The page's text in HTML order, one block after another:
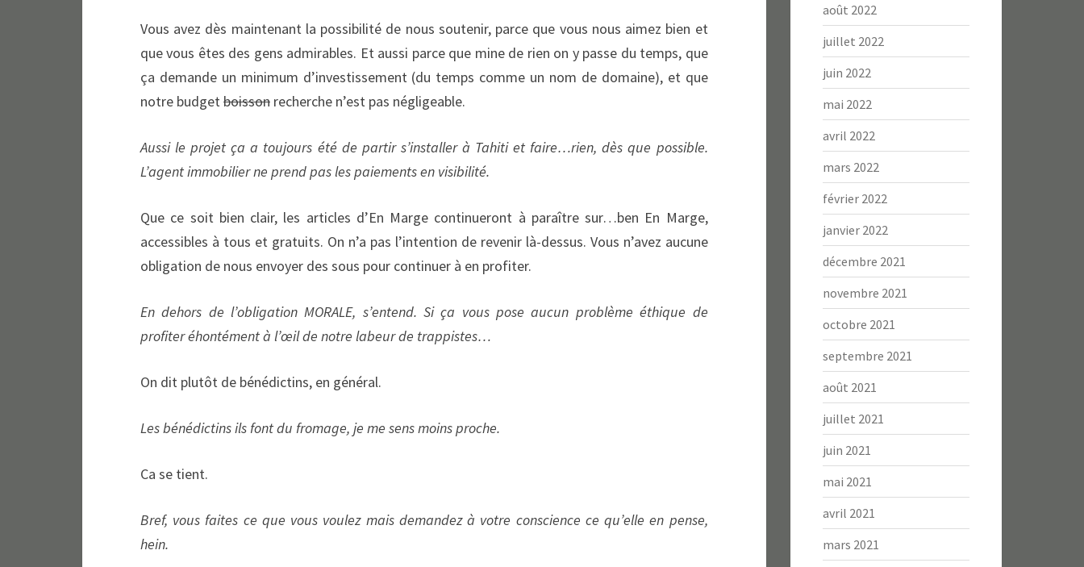
Vous avez dès maintenant la possibilité de nous soutenir, parce que vous nous aimez bien et
que vous êtes des gens admirables. Et aussi parce que mine de rien on y passe du temps, que
ça demande un minimum d’investissement (du temps comme un nom de domaine), et que
notre budgetboisson recherche n’est pas négligeable.
Aussi le projet ça a toujours été de partir s’installer à Tahiti et faire…rien, dès que possible.
L’agent immobilier ne prend pas les paiements en visibilité.
Que ce soit bien clair, les articles d’En Marge continueront à paraître sur…ben En Marge,
accessibles à tous et gratuits. On n’a pas l’intention de revenir là-dessus. Vous n’avez aucune
obligation de nous envoyer des sous pour continuer à en profiter.
En dehors de l’obligation MORALE, s’entend. Si ça vous pose aucun problème éthique de
profiter éhontément à l’œil de notre labeur de trappistes…
On dit plutôt de bénédictins, en général.
Les bénédictins ils font du fromage, je me sens moins proche.
Ca se tient.
Bref, vous faites ce que vous voulez mais demandez à votre conscience ce qu’elle en pense,
hein.
août 2022
juillet 2022
juin 2022
mai 2022
avril 2022
mars 2022
février 2022
janvier 2022
décembre 2021
novembre 2021
octobre 2021
septembre 2021
août 2021
juillet 2021
juin 2021
mai 2021
avril 2021
mars 2021